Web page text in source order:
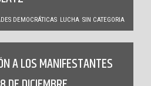
DEMOCRÁTICAS LUCHA SIN CATEGORIA
A LOS MANIFESTANTES